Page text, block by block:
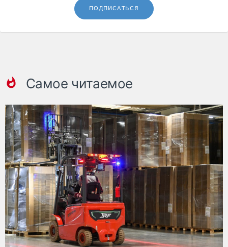
Автосервис,
запчасти, шины
Дзен
ПОДПИСАТЬСЯ
Самое читаемое